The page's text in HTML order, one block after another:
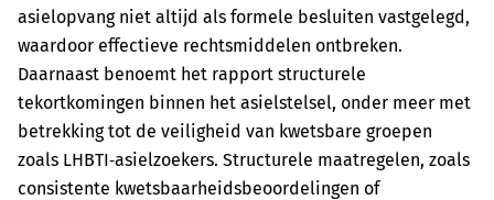
asielopvang niet altijd als formele besluiten vastgelegd,
waardoor effectieve rechtsmiddelen ontbreken.
Daarnaast benoemt het rapport structurele
tekortkomingen binnen het asielstelsel, onder meer met
betrekking tot de veiligheid van kwetsbare groepen
zoals LHBTI‑asielzoekers. Structurele maatregelen, zoals
consistente kwetsbaarheidsbeoordelingen of